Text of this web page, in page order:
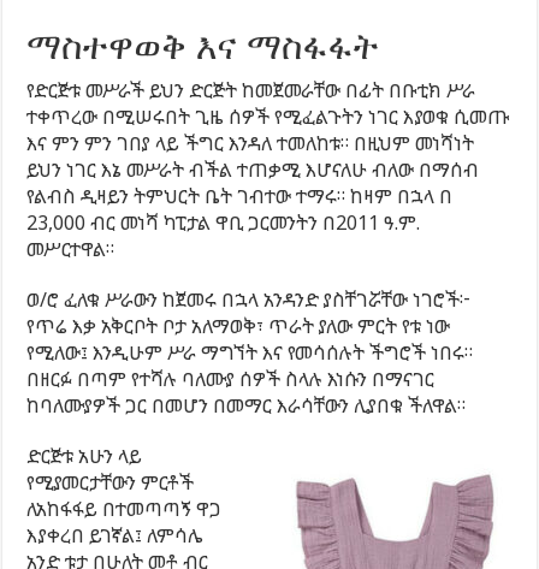
ማስተዋወቅ እና ማስፋፋት
የድርጅቱ መሥራች ይህን ድርጅት ከመጀመራቸው በፊት በቡቲክ ሥራ
ተቀጥረው በሚሠሩበት ጊዜ ሰዎች የሚፈልጉትን ነገር እያወቁ ሲመጡ
እና ምን ምን ገበያ ላይ ችግር እንዳለ ተመለከቱ። በዚህም መነሻነት
ይህን ነገር እኔ መሥራት ብችል ተጠቃሚ እሆናለሁ ብለው በማሰብ
የልብስ ዲዛይን ትምህርት ቤት ገብተው ተማሩ። ከዛም በኋላ በ
23,000 ብር መነሻ ካፒታል ዋቢ ጋርመንትን በ2011 ዓ.ም.
መሥርተዋል።
ወ/ሮ ፈለቁ ሥራውን ከጀመሩ በኋላ አንዳንድ ያስቸገሯቸው ነገሮች፦
የጥሬ እቃ አቅርቦት ቦታ አለማወቅ፣ ጥራት ያለው ምርት የቱ ነው
የሚለው፤ እንዲሁም ሥራ ማግኘት እና የመሳሰሉት ችግሮች ነበሩ።
በዘርፉ በጣም የተሻሉ ባለሙያ ሰዎች ስላሉ እነሱን በማናገር
ከባለሙያዎች ጋር በመሆን በመማር እራሳቸውን ሊያበቁ ችለዋል።
ድርጅቱ አሁን ላይ
የሚያመርታቸውን ምርቶች
ለአከፋፋይ በተመጣጣኝ ዋጋ
እያቀረበ ይገኛል፤ ለምሳሌ
አንድ ቱታ በሁለት መቶ ብር